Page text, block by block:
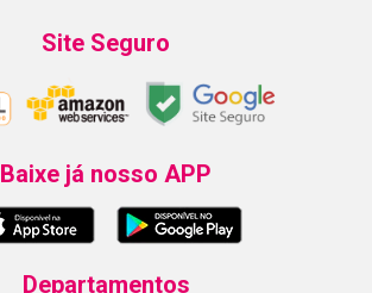
Site Seguro
Baixe já nosso APP
Departamentos